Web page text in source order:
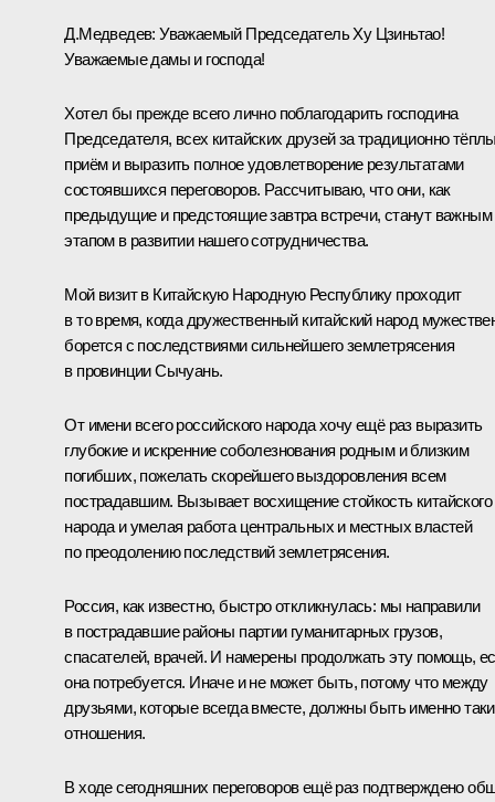
Д.Медведев: Уважаемый Председатель Ху Цзиньтао!
Уважаемые дамы и господа!
Хотел бы прежде всего лично поблагодарить господина
Председателя, всех китайских друзей за традиционно
приём и выразить полное удовлетворение результатами
состоявшихся переговоров. Рассчитываю, что они, как
предыдущие и предстоящие завтра встречи, станут важным
этапом в развитии нашего сотрудничества.
Мой визит в Китайскую Народную Республику проходит
в то время, когда дружественный китайский народ
борется с последствиями сильнейшего землетрясения
в провинции Сычуань.
От имени всего российского народа хочу ещё раз выразить
глубокие и искренние соболезнования родным и близким
погибших, пожелать скорейшего выздоровления всем
пострадавшим. Вызывает восхищение стойкость китайского
народа и умелая работа центральных и местных властей
по преодолению последствий землетрясения.
Россия, как известно, быстро откликнулась: мы направили
в пострадавшие районы партии гуманитарных грузов,
спасателей, врачей. И намерены продолжать эту помощь,
она потребуется. Иначе и не может быть, потому что между
друзьями, которые всегда вместе, должны быть именно
отношения.
В ходе сегодняшних переговоров ещё раз подтверждено